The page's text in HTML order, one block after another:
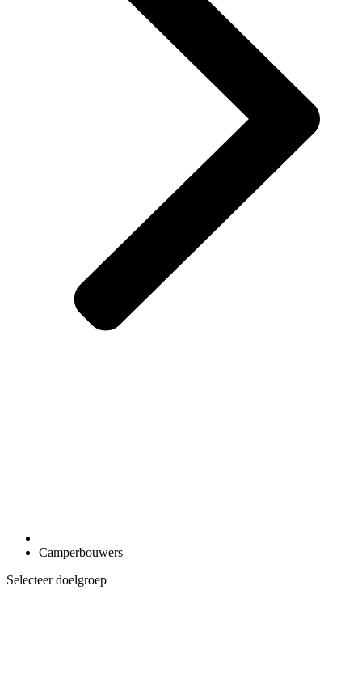
Camperbouwers
Selecteer doelgroep